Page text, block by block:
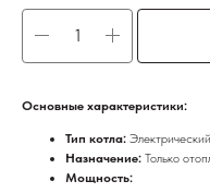
Основные характеристики:
Тип котла: Электрический
Назначение: Только
Мощность: